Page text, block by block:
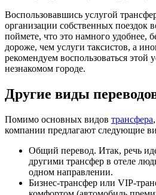
Воспользовавшись услугой
организации собственных поездок
поймете, что это намного удобнее,
дороже, чем услуги таксистов, а
рекомендуем воспользоваться этой
незнакомом городе.
Другие виды
Помимо основных видов трансфера
компании предлагают следующие
Общий перевод. Итак, речь
другими трансфер в отеле
одном направлении.
Бизнес-трансфер или VIP-